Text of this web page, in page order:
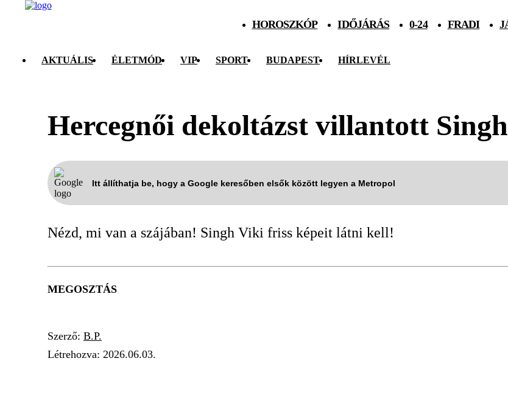
HOROSZKÓP IDŐJÁRÁS 0-24 FRADI
AKTUÁLIS ÉLETMÓD VIP SPORT BUDAPEST HÍRLEVÉL
Hercegnői dekoltázst villantott
Itt állíthatja be, hogy a Google keresőben elsők között legyen a Metropol
Nézd, mi van a szájában! Singh Viki friss képeit látni kell!
MEGOSZTÁS
Szerző: B.P.
Létrehozva: 2026.06.03.